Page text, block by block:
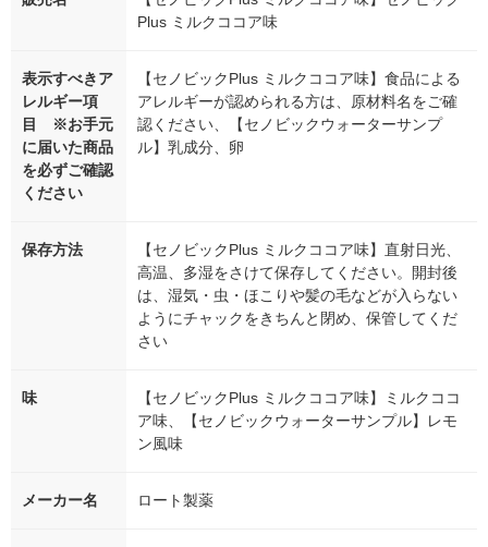
Plus ミルクココア味
表示すべきア
レルギー項
目 ※お手元
に届いた商品
を必ずご確認
ください
【セノビックPlus ミルクココア味】食品による
アレルギーが認められる方は、原材料名をご確
認ください、【セノビックウォーターサンプ
ル】乳成分、卵
保存方法
【セノビックPlus ミルクココア味】直射日光、
高温、多湿をさけて保存してください。開封後
は、湿気・虫・ほこりや髪の毛などが入らない
ようにチャックをきちんと閉め、保管してくだ
さい
味
【セノビックPlus ミルクココア味】ミルクココ
ア味、【セノビックウォーターサンプル】レモ
ン風味
メーカー名 ロート製薬